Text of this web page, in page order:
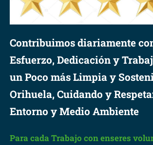
Contribuimos diariamente
Esfuerzo, Dedicación y
un Poco más Limpia y
Orihuela, Cuidando y
Entorno y Medio Ambiente
Para cada Trabajo con enseres